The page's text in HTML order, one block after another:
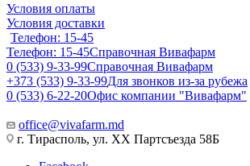
Условия оплаты
Условия доставки
Телефон: 15-45
Телефон: 15-45Справочная Вивафарм
0 (533) 9-33-99Справочная Вивафарм
+373 (533) 9-33-99Для звонков из-за рубежа
0 (533) 6-22-20Офис компании "Вивафарм"
office@vivafarm.md
г. Тирасполь, ул. ХХ Партсъезда 58Б